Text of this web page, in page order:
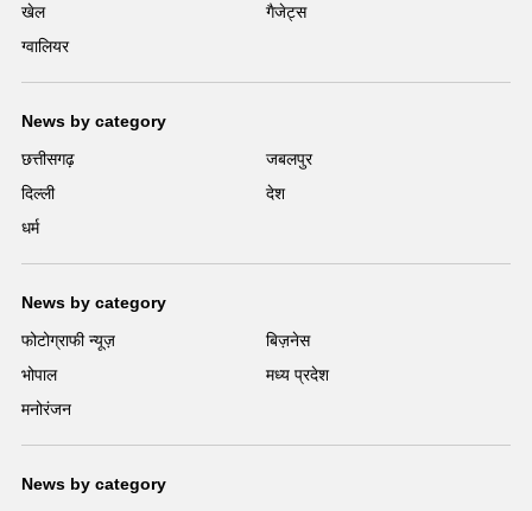
खेल
गैजेट्स
ग्वालियर
News by category
छत्तीसगढ़
जबलपुर
दिल्ली
देश
धर्म
News by category
फोटोग्राफी न्यूज़
बिज़नेस
भोपाल
मध्य प्रदेश
मनोरंजन
News by category